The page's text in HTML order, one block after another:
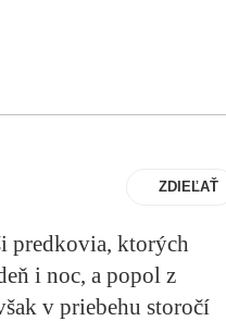
ZDIEĽAŤ
predkovia, ktorých
i noc, a popol z
v priebehu storočí